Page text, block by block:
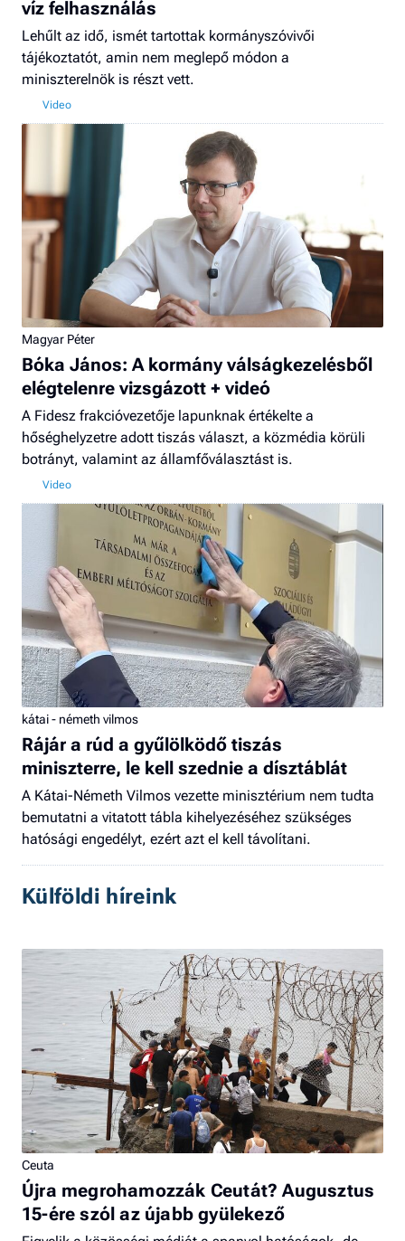
víz felhasználás
Lehűlt az idő, ismét tartottak kormányszóvivői
tájékoztatót, amin nem meglepő módon a
miniszterelnök is részt vett.
Magyar Péter
Bóka János: A kormány válságkezelésből
elégtelenre vizsgázott + videó
A Fidesz frakcióvezetője lapunknak értékelte a
hőséghelyzetre adott tiszás választ, a közmédia körüli
botrányt, valamint az államfőválasztást is.
kátai - németh vilmos
Rájár a rúd a gyűlölködő tiszás
miniszterre, le kell szednie a dísztáblát
A Kátai-Németh Vilmos vezette minisztérium nem tudta
bemutatni a vitatott tábla kihelyezéséhez szükséges
hatósági engedélyt, ezért azt el kell távolítani.
Külföldi híreink
Ceuta
Újra megrohamozzák Ceutát? Augusztus
15-ére szól az újabb gyülekező